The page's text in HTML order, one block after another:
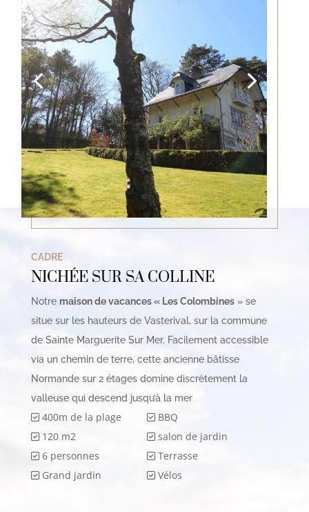
CADRE
NICHÉE SUR SA COLLINE
Notre maison de vacances « Les Colombines» se
situe sur les hauteurs de Vasterival, sur la commune
de Sainte Marguerite Sur Mer. Facilement accessible
via un chemin de terre, cette ancienne bâtisse
Normande sur 2 étages domine discrètement la
valleuse qui descend jusqu’à la mer
400m de la plage
120 m2
6 personnes
Grand jardin
BBQ
salon de jardin
Terrasse
Vélos